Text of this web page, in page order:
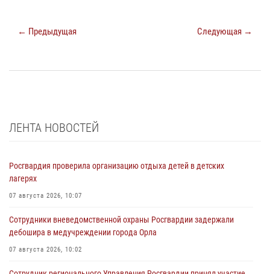
← Предыдущая Следующая →
ЛЕНТА НОВОСТЕЙ
Росгвардия проверила организацию отдыха детей в детских
лагерях
07 августа 2026, 10:07
Сотрудники вневедомственной охраны Росгвардии задержали
дебошира в медучреждении города Орла
07 августа 2026, 10:02